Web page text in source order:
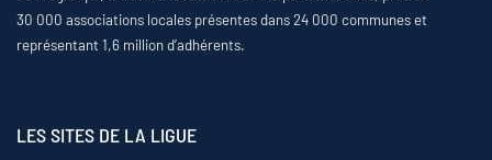
30 000 associations locales présentes dans 24 000 communes et
représentant 1,6 million d’adhérents.
LES SITES DE LA LIGUE